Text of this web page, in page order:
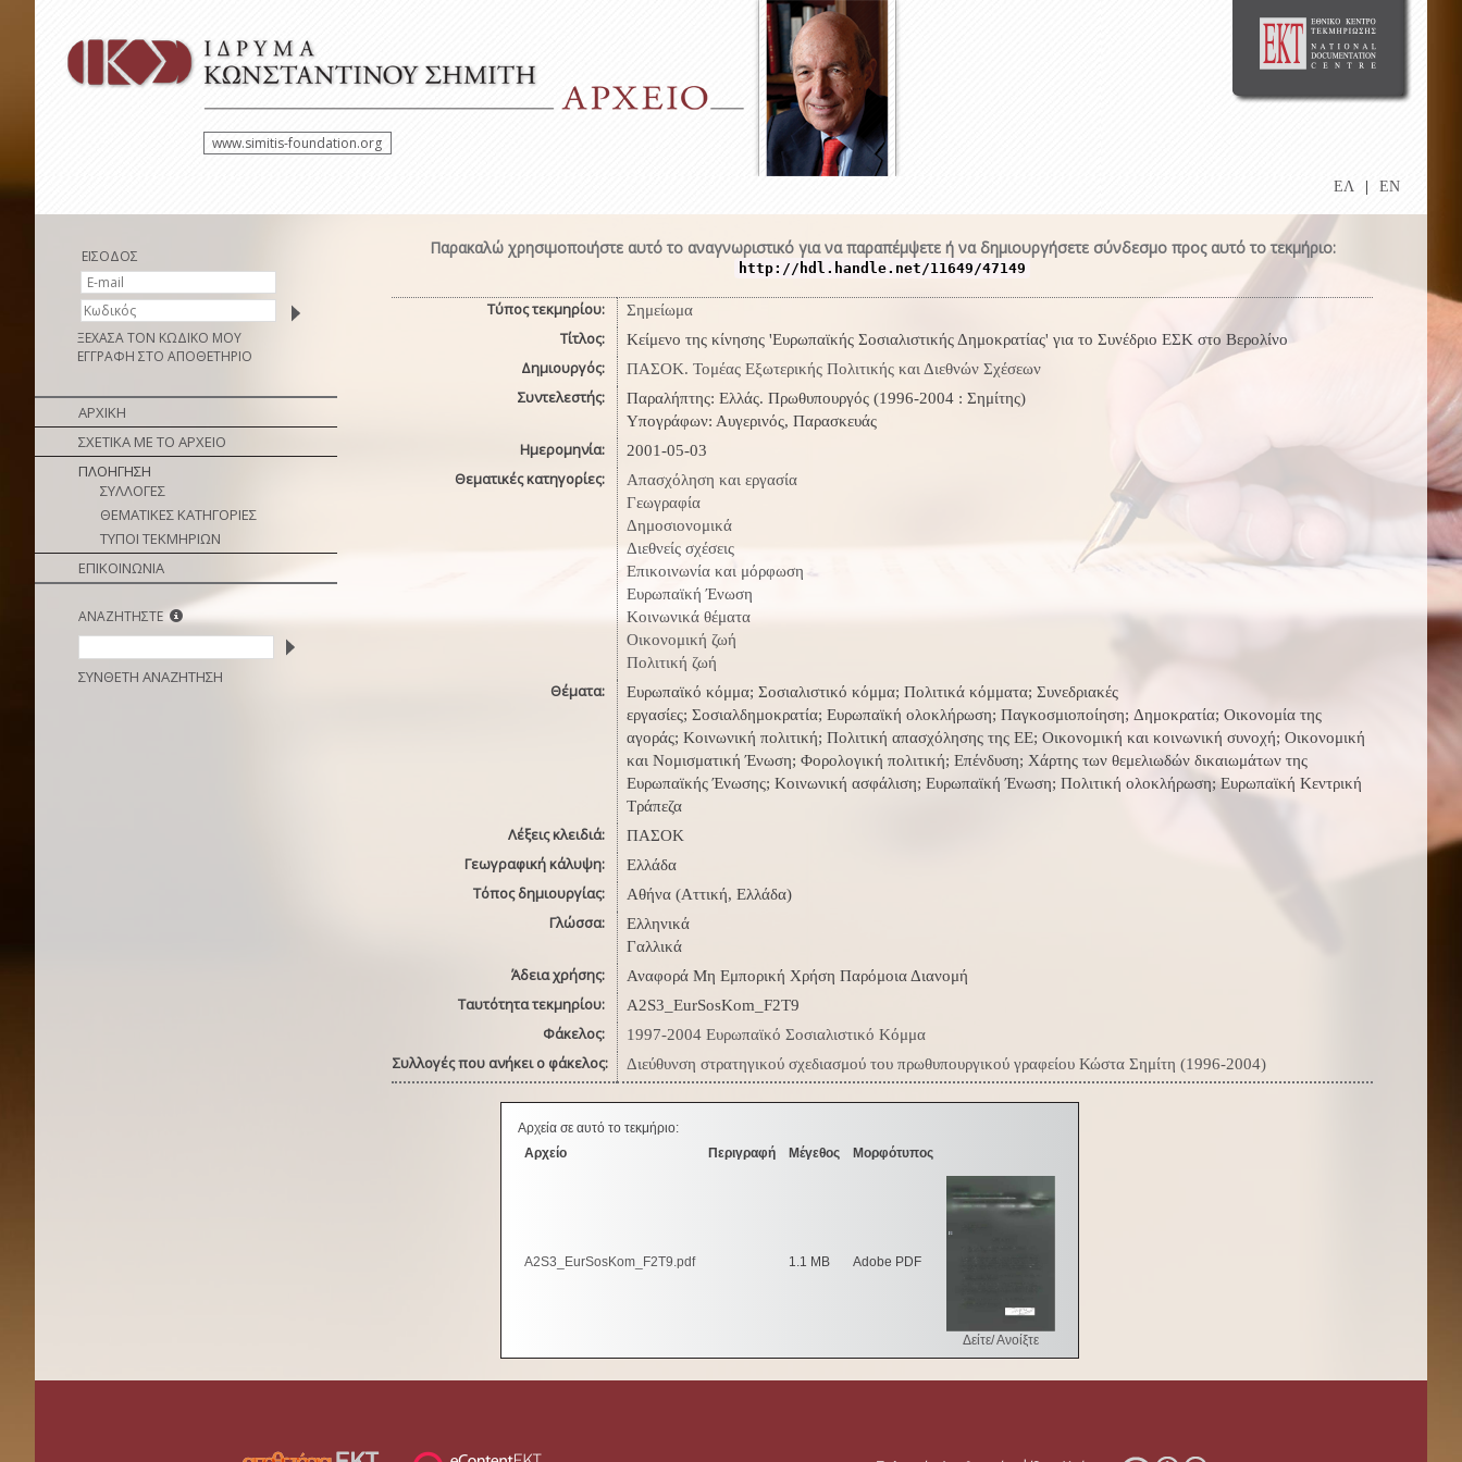
www.simitis-foundation.org
ΕΛ EN
ΕΙΣΟΔΟΣ
ΞΕΧΑΣΑ ΤΟΝ ΚΩΔΙΚΟ ΜΟΥ
ΕΓΓΡΑΦΗ ΣΤΟ ΑΠΟΘΕΤΗΡΙΟ
ΑΡΧΙΚΗ
ΣΧΕΤΙΚΑ ΜΕ ΤΟ ΑΡΧΕΙΟ
ΠΛΟΗΓΗΣΗ
ΣΥΛΛΟΓΕΣ
ΘΕΜΑΤΙΚΕΣ ΚΑΤΗΓΟΡΙΕΣ
ΤΥΠΟΙ ΤΕΚΜΗΡΙΩΝ
ΕΠΙΚΟΙΝΩΝΙΑ
ΑΝΑΖΗΤΗΣΤΕ
ΣΥΝΘΕΤΗ ΑΝΑΖΗΤΗΣΗ
Παρακαλώ χρησιμοποιήστε αυτό το αναγνωριστικό για να παραπέμψετε ή να δημιουργήσετε σύνδεσμο προς αυτό το τεκμήριο:
http://hdl.handle.net/11649/47149
Τύπος τεκμηρίου: Σημείωμα
Τίτλος: Κείμενο της κίνησης 'Ευρωπαϊκής Σοσιαλιστικής Δημοκρατίας' για το Συνέδριο ΕΣΚ στο Βερολίνο
Δημιουργός: ΠΑΣΟΚ. Τομέας Εξωτερικής Πολιτικής και Διεθνών Σχέσεων
Συντελεστής:
Παραλήπτης: Ελλάς. Πρωθυπουργός (1996-2004 : Σημίτης)
Υπογράφων: Αυγερινός, Παρασκευάς
Ημερομηνία: 2001-05-03
Θεματικές κατηγορίες:
Απασχόληση και εργασία
Γεωγραφία
Δημοσιονομικά
Διεθνείς σχέσεις
Επικοινωνία και μόρφωση
Ευρωπαϊκή Ένωση
Κοινωνικά θέματα
Οικονομική ζωή
Πολιτική ζωή
Θέματα:
Ευρωπαϊκό κόμμα; Σοσιαλιστικό κόμμα; Πολιτικά κόμματα; Συνεδριακές
εργασίες; Σοσιαλδημοκρατία; Ευρωπαϊκή ολοκλήρωση; Παγκοσμιοποίηση; Δημοκρατία; Οικονομία της
αγοράς; Κοινωνική πολιτική; Πολιτική απασχόλησης της ΕΕ; Οικονομική και κοινωνική συνοχή; Οικονομική
και Νομισματική Ένωση; Φορολογική πολιτική; Επένδυση; Χάρτης των θεμελιωδών δικαιωμάτων της
Ευρωπαϊκής Ένωσης; Κοινωνική ασφάλιση; Ευρωπαϊκή Ένωση; Πολιτική ολοκλήρωση; Ευρωπαϊκή Κεντρική
Τράπεζα
Λέξεις κλειδιά: ΠΑΣΟΚ
Γεωγραφική κάλυψη: Ελλάδα
Τόπος δημιουργίας: Αθήνα (Αττική, Ελλάδα)
Γλώσσα:
Ελληνικά
Γαλλικά
Άδεια χρήσης: Αναφορά Μη Εμπορική Χρήση Παρόμοια Διανομή
Ταυτότητα τεκμηρίου: A2S3_EurSosKom_F2T9
Φάκελος: 1997-2004 Ευρωπαϊκό Σοσιαλιστικό Κόμμα
Συλλογές που ανήκει ο φάκελος: Διεύθυνση στρατηγικού σχεδιασμού του πρωθυπουργικού γραφείου Κώστα Σημίτη (1996-2004)
Αρχεία σε αυτό το τεκμήριο:
Αρχείο
Περιγραφή Μέγεθος Μορφότυπος
A2S3_EurSosKom_F2T9.pdf 1.1 MB Adobe PDF
Δείτε/ Ανοίξτε